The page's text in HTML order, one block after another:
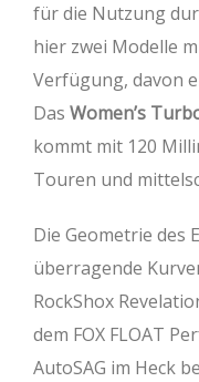
für die Nutzung
hier zwei Modelle
Verfügung, davon
Das Women’s
kommt mit 120
Touren und
Die Geometrie des
überragende
RockShox
dem FOX FLOAT
AutoSAG im Heck